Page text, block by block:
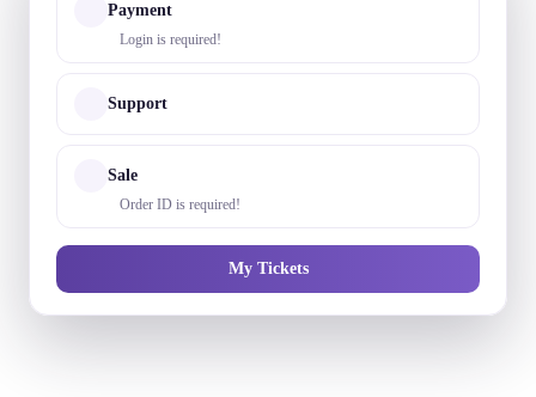
Payment
Login is required!
Support
Sale
Order ID is required!
My Tickets